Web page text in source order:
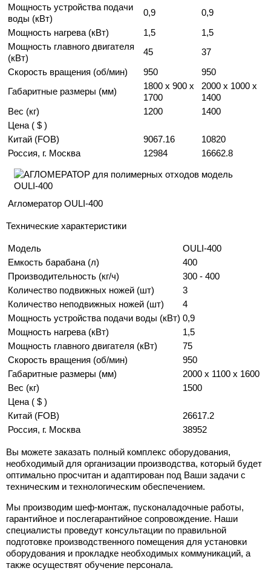
Мощность устройства подачи
воды (кВт)
0,9
0,9
Мощность нагрева (кВт)
1,5
1,5
Мощность главного двигателя
(кВт)
45
37
Скорость вращения (об/мин)
950
950
Габаритные размеры (мм)
1800 х 900 х
1700
2000 x 1000 x
1400
Вес (кг)
1200
1400
Цена ( $ )
Китай (FOB)
9067.16
10820
Россия, г. Москва
12984 16662.8
Агломератор OULI-400
Технические характеристики
Модель
OULI-400
Емкость барабана (л)
400
Производительность (кг/ч)
300 - 400
Количество подвижных ножей (шт)
3
Количество неподвижных ножей (шт)
4
Мощность устройства подачи воды (кВт) 0,9
Мощность нагрева (кВт)
1,5
Мощность главного двигателя (кВт)
75
Скорость вращения (об/мин)
950
Габаритные размеры (мм)
2000 x 1100 x 1600
Вес (кг)
1500
Цена ( $ )
Китай (FOB)
26617.2
Россия, г. Москва
38952
Вы можете заказать полный комплекс оборудования,
необходимый для организации производства, который будет
оптимально просчитан и адаптирован под Ваши задачи с
техническим и технологическим обеспечением.
Мы производим шеф-монтаж, пусконаладочные работы,
гарантийное и послегарантийное сопровождение. Наши
специалисты проведут консультации по правильной
подготовке производственного помещения для установки
оборудования и прокладке необходимых коммуникаций, а
также осуществят обучение персонала.